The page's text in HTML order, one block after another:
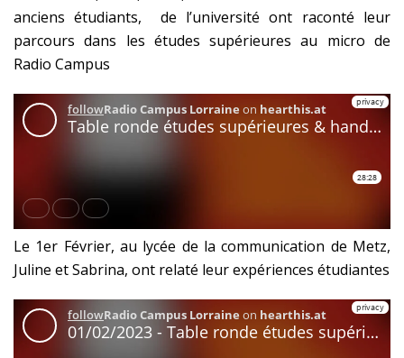
anciens étudiants, de l’université ont raconté leur
parcours dans les études supérieures au micro de
Radio Campus
Le 1er Février, au lycée de la communication de Metz,
Juline et Sabrina, ont relaté leur expériences étudiantes